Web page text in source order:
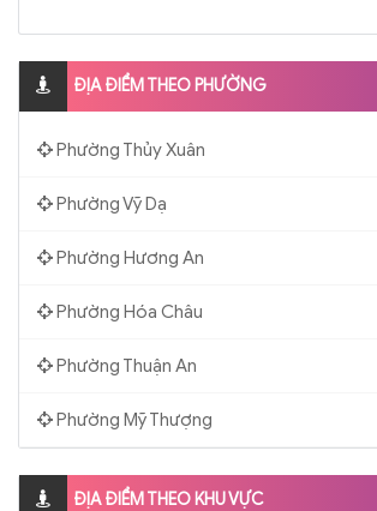
ĐỊA ĐIỂM THEO PHƯỜNG
Phường Thủy Xuân
Phường Vỹ Dạ
Phường Hương An
Phường Hóa Châu
Phường Thuận An
Phường Mỹ Thượng
ĐỊA ĐIỂM THEO KHU VỰC